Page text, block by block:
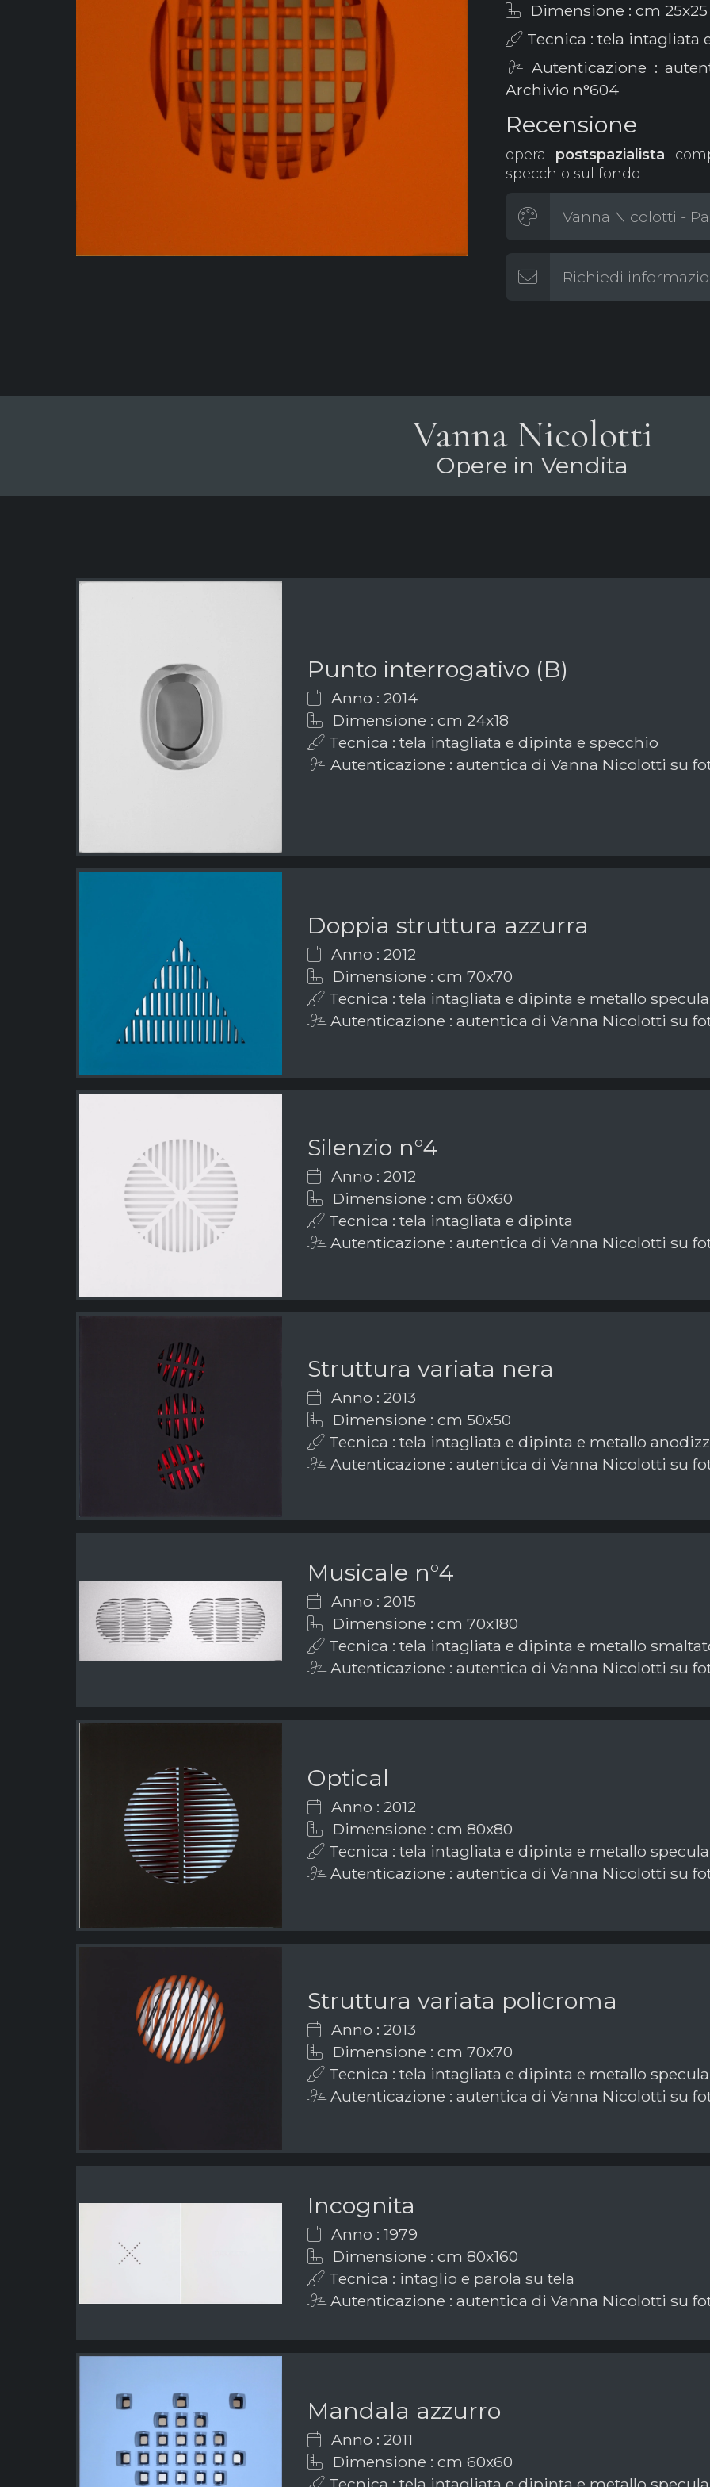
Dimensione : cm 25x25
Tecnica : tela intagliata
Autenticazione :
Archivio n°604
Recensione
opera postspazialista
specchio sul fondo
Vanna Nicolotti -
Richiedi
Vanna Nicolotti
Opere in Vendita
Punto interrogativo (B)
Anno : 2014
Dimensione : cm 24x18
Tecnica : tela intagliata e dipinta e specchio
Autenticazione : autentica di Vanna Nicolotti su
Doppia struttura azzurra
Anno : 2012
Dimensione : cm 70x70
Tecnica : tela intagliata e dipinta e metallo
Autenticazione : autentica di Vanna Nicolotti su
Silenzio n°4
Anno : 2012
Dimensione : cm 60x60
Tecnica : tela intagliata e dipinta
Autenticazione : autentica di Vanna Nicolotti su
Struttura variata nera
Anno : 2013
Dimensione : cm 50x50
Tecnica : tela intagliata e dipinta e metallo
Autenticazione : autentica di Vanna Nicolotti su
Musicale n°4
Anno : 2015
Dimensione : cm 70x180
Tecnica : tela intagliata e dipinta e metallo
Autenticazione : autentica di Vanna Nicolotti su
Optical
Anno : 2012
Dimensione : cm 80x80
Tecnica : tela intagliata e dipinta e metallo
Autenticazione : autentica di Vanna Nicolotti su
Struttura variata policroma
Anno : 2013
Dimensione : cm 70x70
Tecnica : tela intagliata e dipinta e metallo
Autenticazione : autentica di Vanna Nicolotti su
Incognita
Anno : 1979
Dimensione : cm 80x160
Tecnica : intaglio e parola su tela
Autenticazione : autentica di Vanna Nicolotti su
Mandala azzurro
Anno : 2011
Dimensione : cm 60x60